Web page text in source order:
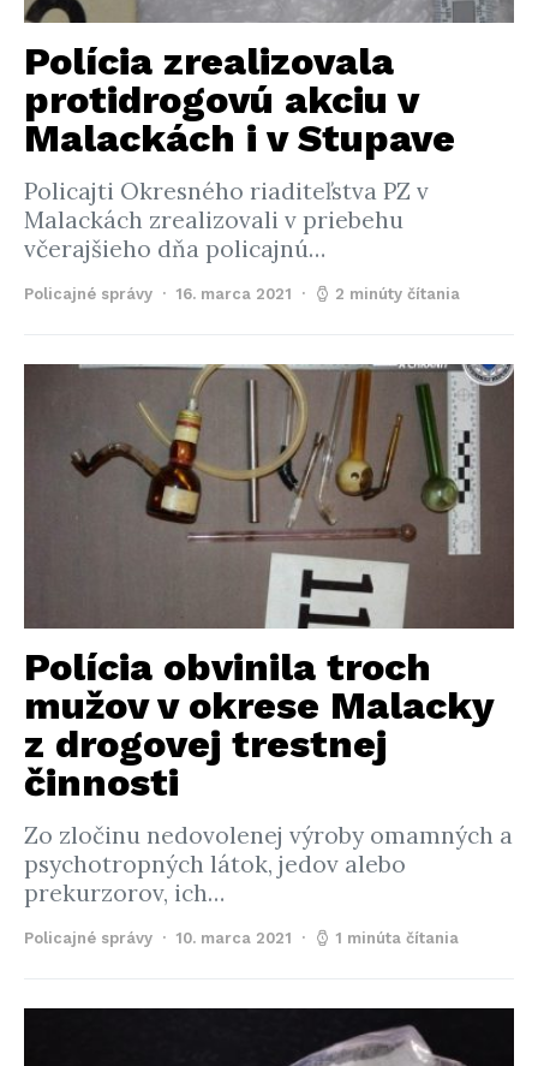
Polícia zrealizovala
protidrogovú akciu v
Malackách i v Stupave
Policajti Okresného riaditeľstva PZ v
Malackách zrealizovali v priebehu
včerajšieho dňa policajnú…
Policajné správy 16. marca 2021 2 minúty čítania
Polícia obvinila troch
mužov v okrese Malacky
z drogovej trestnej
činnosti
Zo zločinu nedovolenej výroby omamných a
psychotropných látok, jedov alebo
prekurzorov, ich…
Policajné správy 10. marca 2021 1 minúta čítania